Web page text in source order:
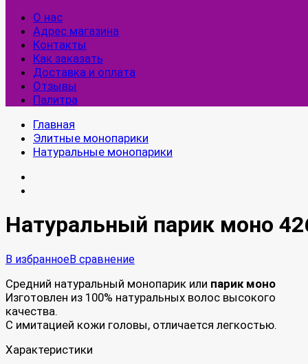
О нас
Адрес магазина
Контакты
Как заказать
Доставка и оплата
Отзывы
Палитра
Главная
Элитные монопарики
Натуральные монопарики
Натуральный парик моно
В избранноеВ сравнение
Средний натуральный монопарик или парик моно
Изготовлен из 100% натуральных волос высокого
качества.
С имитацией кожи головы, отличается легкостью.
Характеристики